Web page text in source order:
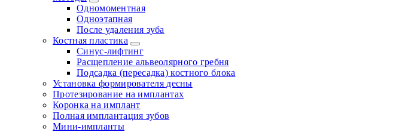
Одномоментная
Одноэтапная
После удаления зуба
Костная пластика
Синус-лифтинг
Расщепление альвеолярного гребня
Подсадка (пересадка) костного блока
Установка формирователя десны
Протезирование на имплантах
Коронка на имплант
Полная имплантация зубов
Мини-импланты